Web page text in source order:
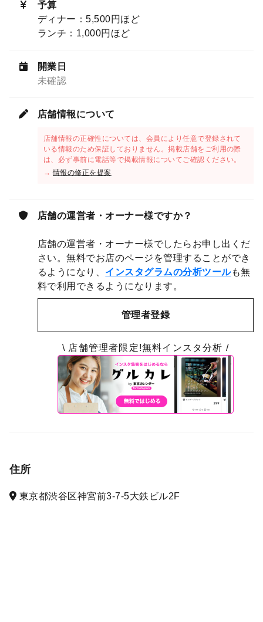
予算
ディナー：5,500円ほど
ランチ：1,000円ほど
開業日
未確認
店舗情報について
店舗情報の正確性については、会員により任意で登録されて
いる情報のため保証しておりません。掲載店舗をご利用の際
は、必ず事前に電話等で掲載情報についてご確認ください。
→情報の修正を提案
店舗の運営者・オーナー様ですか？
店舗の運営者・オーナー様でしたらお申し出くだ
さい。無料でお店のページを管理することができ
るようになり、 インスタグラムの分析ツールも無
料で利用できるようになります。
管理者登録
\ 店舗管理者限定!無料インスタ分析 /
住所
東京都渋谷区神宮前3-7-5大鉄ビル2F